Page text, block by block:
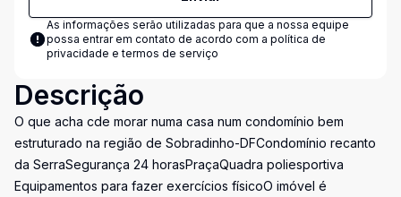
As informações serão utilizadas para que a nossa equipe
possa entrar em contato de acordo com a política de
privacidade e termos de serviço
Descrição
O que acha cde morar numa casa num condomínio bem
estruturado na região de Sobradinho-DFCondomínio recanto
da SerraSegurança 24 horasPraçaQuadra poliesportiva
Equipamentos para fazer exercícios físicoO imóvel é